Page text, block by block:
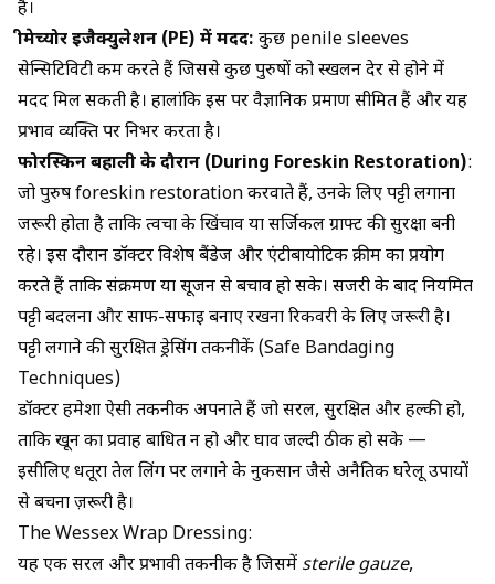
है।
प्रीमेच्योर इजैक्युलेशन (PE) में मदद: कुछ penile sleeves
सेन्सिटिविटी कम करते हैं जिससे कुछ पुरुषों को स्खलन देर से होने में
मदद मिल सकती है। हालांकि इस पर वैज्ञानिक प्रमाण सीमित हैं और यह
प्रभाव व्यक्ति पर निर्भर करता है।
फोरस्किन बहाली के दौरान (During Foreskin Restoration):
जो पुरुष foreskin restoration करवाते हैं, उनके लिए पट्टी लगाना
जरूरी होता है ताकि त्वचा के खिंचाव या सर्जिकल ग्राफ्ट की सुरक्षा बनी
रहे। इस दौरान डॉक्टर विशेष बैंडेज और एंटीबायोटिक क्रीम का प्रयोग
करते हैं ताकि संक्रमण या सूजन से बचाव हो सके। सर्जरी के बाद नियमित
पट्टी बदलना और साफ-सफाई बनाए रखना रिकवरी के लिए जरूरी है।
पट्टी लगाने की सुरक्षित ड्रेसिंग तकनीकें (Safe Bandaging
Techniques)
डॉक्टर हमेशा ऐसी तकनीक अपनाते हैं जो सरल, सुरक्षित और हल्की हो,
ताकि खून का प्रवाह बाधित न हो और घाव जल्दी ठीक हो सके —
इसीलिएधतूरा तेल लिंग पर लगाने के नुकसानजैसे अनैतिक घरेलू उपायों
से बचना ज़रूरी है।
The Wessex Wrap Dressing:
यह एक सरल और प्रभावी तकनीक है जिसमें sterile gauze,